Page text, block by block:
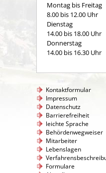
Montag bis Freitag
8.00 bis 12.00 Uhr
Dienstag
14.00 bis 18.00 Uhr
Donnerstag
14.00 bis 16.30 Uhr
Kontaktformular
Impressum
Datenschutz
Barrierefreiheit
leichte Sprache
Behördenwegweiser
Mitarbeiter
Lebenslagen
Formulare